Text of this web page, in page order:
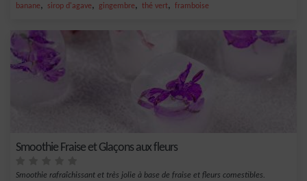
banane, sirop d'agave, gingembre, thé vert, framboise
Smoothie Fraise et Glaçons aux fleurs
Smoothie rafraîchissant et très jolie à base de fraise et fleurs comestibles.